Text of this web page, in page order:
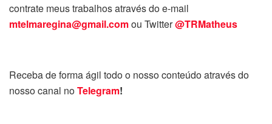
contrate meus trabalhos através do e-mail
mtelmaregina@gmail.comou Twitter@TRMatheus
Receba de forma ágil todo o nosso conteúdo através do
nosso canal noTelegram!